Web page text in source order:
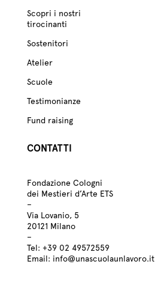
Scopri i nostri
tirocinanti
Sostenitori
Atelier
Scuole
Testimonianze
Fund raising
CONTATTI
Fondazione Cologni
dei Mestieri d’Arte ETS
–
Via Lovanio, 5
20121 Milano
–
Tel: +3902 49572559
Email: info@unascuolaunlavoro.it